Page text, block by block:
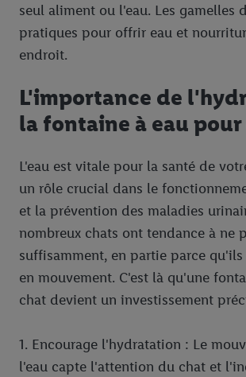
seul aliment ou l'eau. Les gamelles
pratiques pour offrir eau et
endroit.
L'importance de
la fontaine à eau
L'eau est vitale pour la santé de
un rôle crucial dans le
et la prévention des maladies
nombreux chats ont tendance à ne
suffisamment, en partie parce
en mouvement. C'est là qu'une
chat devient un investissement
1. Encourage l'hydratation : Le
l'eau capte l'attention du chat et